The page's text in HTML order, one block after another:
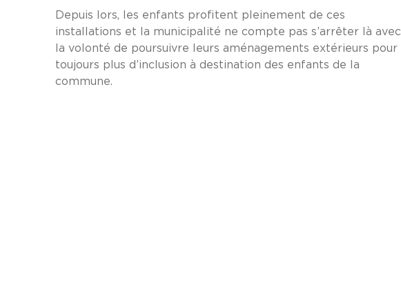
Depuis lors, les enfants profitent pleinement de ces
installations et la municipalité ne compte pas s’arrêter là avec
la volonté de poursuivre leurs aménagements extérieurs pour
toujours plus d’inclusion à destination des enfants de la
commune.